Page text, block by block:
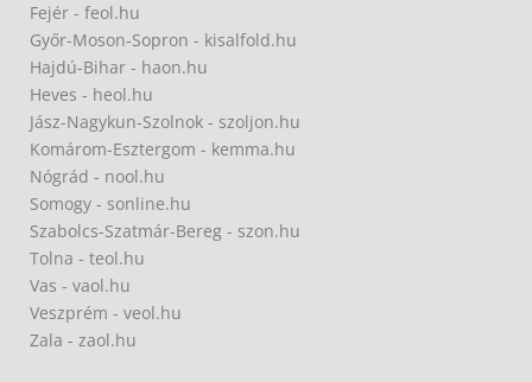
Fejér - feol.hu
Győr-Moson-Sopron - kisalfold.hu
Hajdú-Bihar - haon.hu
Heves - heol.hu
Jász-Nagykun-Szolnok - szoljon.hu
Komárom-Esztergom - kemma.hu
Nógrád - nool.hu
Somogy - sonline.hu
Szabolcs-Szatmár-Bereg - szon.hu
Tolna - teol.hu
Vas - vaol.hu
Veszprém - veol.hu
Zala - zaol.hu